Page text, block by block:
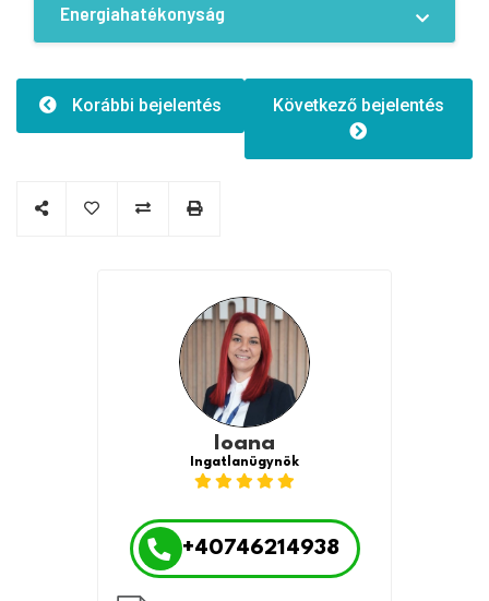
Energiahatékonyság
Energiahatékonyság:C
Korábbi bejelentés Következő bejelentés
Ioana
Ingatlanügynök
+40746214938